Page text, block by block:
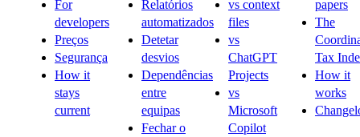
For
developers
Preços
Segurança
How it
stays
current
Relatórios
automatizados
Detetar
desvios
Dependências
entre
equipas
Fechar o
vs context
files
vs
ChatGPT
Projects
vs
Microsoft
Copilot
papers
The
Tax
How it
works